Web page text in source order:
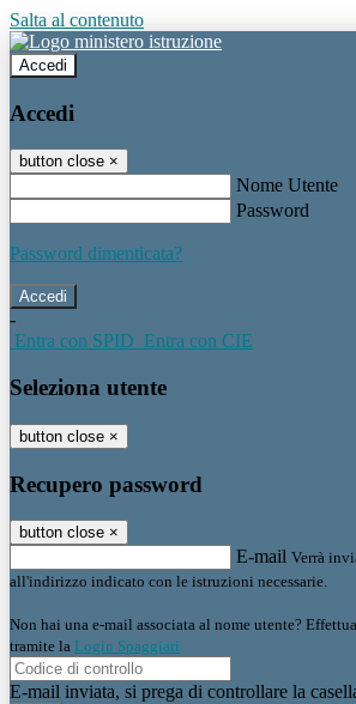
Salta al contenuto
Accedi
Accedi
button close ×
Nome Utente
Password
Password dimenticata?
-
Entra con SPID Entra con CIE
Seleziona utente
button close ×
Recupero password
button close ×
E-mail Verrà
all'indirizzo indicato con le istruzioni necessarie.
Non hai una e-mail associata al nome utente?
tramite la Login Spaggiari
E-mail inviata, si prega di controllare la